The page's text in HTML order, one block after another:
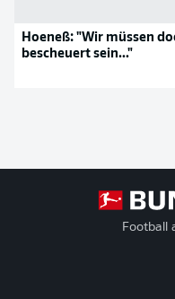
Hoeneß: "Wir müssen
bescheuert sein..."
Football